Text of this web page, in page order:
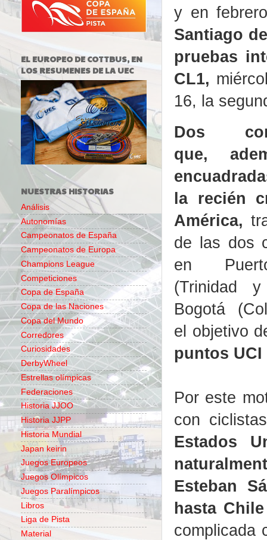
y en
Santiago
pruebas
CL1,
16, la
Dos
que,
la recién
América,
de las dos
en
(Trinidad
Bogotá
el objetivo
puntos
Por este
con
Estados
Esteban
hasta
complicada
EL EUROPEO DE COTTBUS, EN
LOS RESUMENES DE LA UEC
NUESTRAS HISTORIAS
Análisis
Autonomías
Campeonatos de España
Campeonatos de Europa
Champions League
Competiciones
Copa de España
Copa de las Naciones
Copa del Mundo
Corredores
Curiosidades
DerbyWheel
Estrellas olímpicas
Federaciones
Historia JJOO
Historia JJPP
Historia Mundial
Japan keirin
Juegos Europeos
Juegos Olímpicos
Juegos Paralímpicos
Libros
Liga de Pista
Material